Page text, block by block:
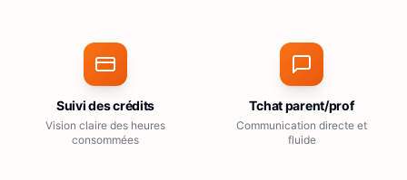
Suivi des crédits
Vision claire des heures
consommées
Tchat parent/prof
Communication directe et
fluide